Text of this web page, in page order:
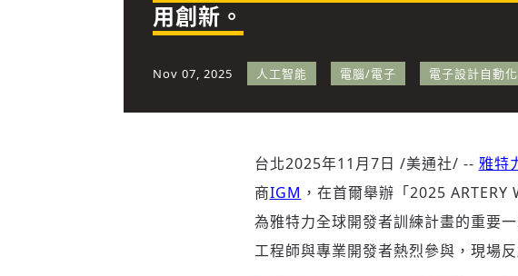
用創新。
Nov 07, 2025 人工智能 電腦/電子 電子設計自動化
台北2025年11月7日 /美通社/ -- 雅特
商IGM ，在首爾舉辦「2025
為雅特力全球開發者訓練計畫的重要
工程師與專業開發者熱烈參與，現場